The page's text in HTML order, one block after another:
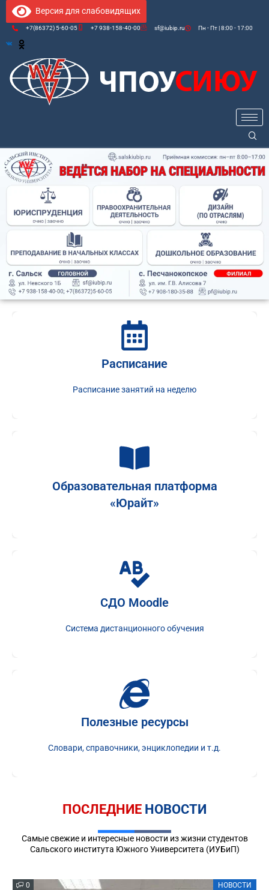
Версия для слабовидящих
+7(86372) 5-60-05 +7 938-158-40-00 sf@iubip.ru Пн - Пт | 8:00 - 17:00
Расписание
Расписание занятий на неделю
Расписание
Расписание занятий на неделю
Образовательная платформа
«Юрайт»
Юрайт
Представляет учебный контент и обучающие
СДО Moodle
Система дистанционного обучения
СДО Moodle
Виртуальная обучающая среда
Полезные ресурсы
Словари, справочники, энциклопедии и т.д.
Полезные ресурсы
Словари, справочники, энциклопедии и т.д.
ПОСЛЕДНИЕ НОВОСТИ
Самые свежие и интересные новости из жизни студентов
Сальского института Южного Университета (ИУБиП)
0 НОВОСТИ